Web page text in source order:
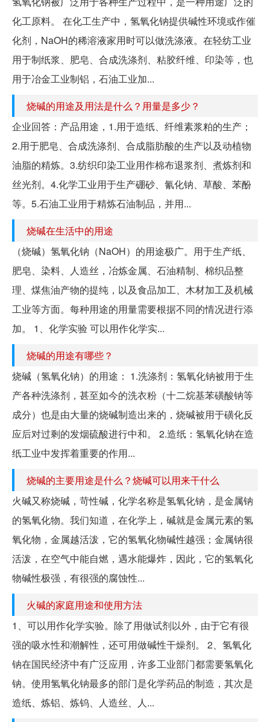
化工原料。 在化工生产中，氢氧化钠提供碱性环境或作催
化剂，NaOH的稀溶液家用时可以做洗涤液。在轻纺工业
用于制纸浆、肥皂、合成洗涤剂、粘胶纤维、印染等，也
用于冶金工业制铝，石油工业加...
烧碱的用途及用法是什么？用量是多少？
企业回答：产品用途，1.用于造纸、纤维素浆粕的生产；
2.用于肥皂、合成洗涤剂、合成脂肪酸的生产以及动植物
油脂的精炼。3.纺织印染工业用作棉布退浆剂、煮炼剂和
丝光剂。4.化学工业用于生产硼砂、氰化钠、草酸、苯酚
等。5.石油工业用于精炼石油制品，并用...
烧碱在生活中的用途
（烧碱）氢氧化钠（NaOH）的用途极广。用于生产纸、
肥皂、染料、人造丝，冶炼金属、石油精制、棉织品整
理、煤焦油产物的提纯，以及食品加工、木材加工及机械
工业等方面。每种用途的用量需要根据不同的情况进行添
加。 1、化学实验 可以用作化学实...
烧碱的用途有哪些？
烧碱（氢氧化钠）的用途： 1.洗涤剂：氢氧化钠被用于生
产各种洗涤剂，甚至如今的洗衣粉（十二烷基苯磺酸钠等
成分）也是由大量的烧碱制造出来的，烧碱被用于磺化反
应后对过剩的发烟硫酸进行中和。 2.造纸：氢氧化钠在造
纸工业中发挥着重要的作用...
烧碱的主要用途是什么？烧碱可以用来干什么
火碱又称烧碱，苛性碱，化学名称是氢氧化钠，是金属钠
的氢氧化物。我们知道，在化学上，碱就是金属元素的氢
氧化物，金属越活泼，它的氢氧化物碱性越强；金属钠很
活泼，在空气中能自燃，遇水能爆炸，因此，它的氢氧化
物碱性极强，有很强的腐蚀性...
火碱的家庭用途和使用方法
1、可以用作化学实验。除了用做试剂以外，由于它有很
强的吸水性和潮解性，还可用做碱性干燥剂。 2、氢氧化
钠在国民经济中有广泛应用，许多工业部门都需要氢氧化
钠。使用氢氧化钠最多的部门是化学药品的制造，其次是
造纸、炼铝、炼钨、人造丝、人...